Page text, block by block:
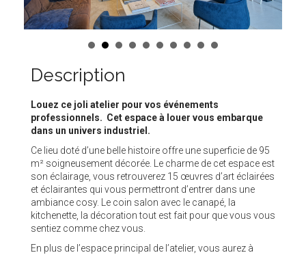
Description
Louez ce joli atelier pour vos événements
professionnels. Cet espace à louer vous embarque
dans un univers industriel.
Ce lieu doté d’une belle histoire offre une superficie de 95
m² soigneusement décorée. Le charme de cet espace est
son éclairage, vous retrouverez 15 œuvres d’art éclairées
et éclairantes qui vous permettront d’entrer dans une
ambiance cosy. Le coin salon avec le canapé, la
kitchenette, la décoration tout est fait pour que vous vous
sentiez comme chez vous.
En plus de l’espace principal de l’atelier, vous aurez à